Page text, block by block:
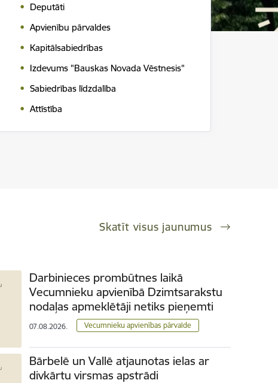
Deputāti
Apvienību pārvaldes
Kapitālsabiedrības
Izdevums "Bauskas Novada Vēstnesis"
Sabiedrības līdzdalība
Attīstība
Skatīt visus jaunumus
Darbinieces prombūtnes laikā
Vecumnieku apvienībā Dzimtsarakstu
nodaļas apmeklētāji netiks pieņemti
07.08.2026. Vecumnieku apvienības pārvalde
Bārbelē un Vallē atjaunotas ielas ar
divkārtu virsmas apstrādi